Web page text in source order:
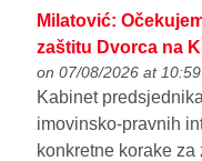
Milatović:
zaštitu Dvorca na
on 07/08/2026 at 10:59
Kabinet
imovinsko-pravnih
konkretne korake